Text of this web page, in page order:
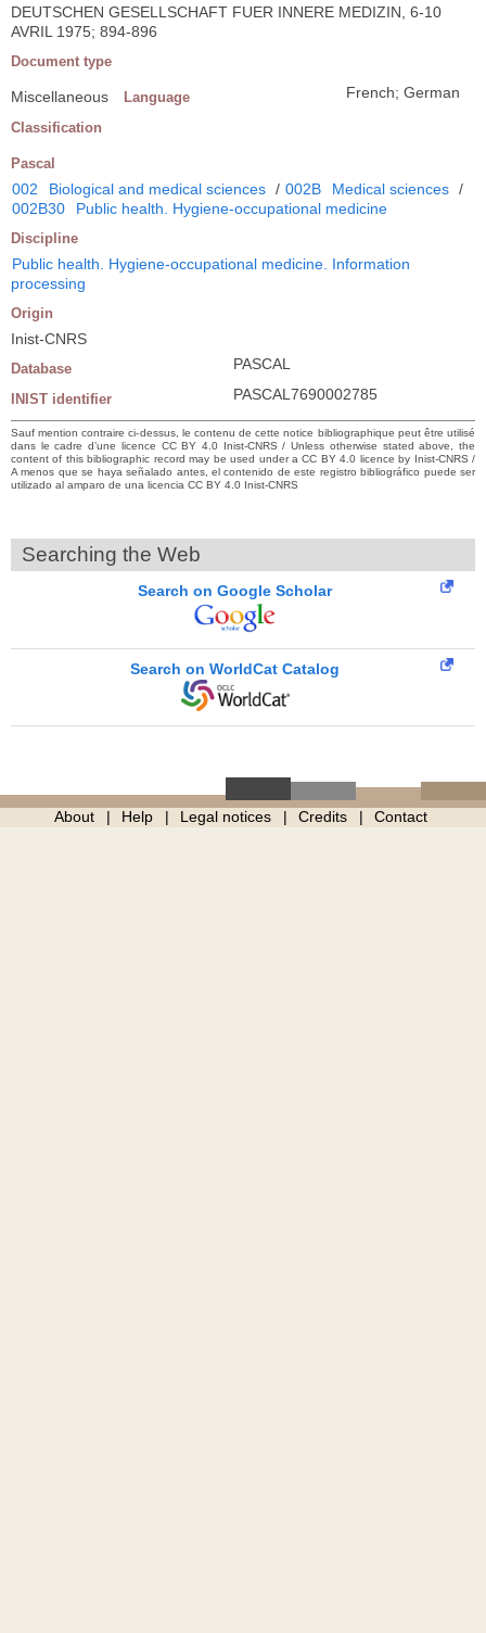
DEUTSCHEN GESELLSCHAFT FUER INNERE MEDIZIN, 6-10
AVRIL 1975; 894-896
Document type
Miscellaneous Language French; German
Classification
Pascal
002 Biological and medical sciences / 002B Medical sciences /
002B30
Public health. Hygiene-occupational medicine
Discipline
Public health. Hygiene-occupational medicine. Information
processing
Origin
Inist-CNRS
Database PASCAL
INIST identifier PASCAL7690002785
Sauf mention contraire ci-dessus, le contenu de cette notice bibliographique peut être utilisé
dans le cadre d’une licence CC BY 4.0 Inist-CNRS / Unless otherwise stated above, the
content of this bibliographic record may be used under a CC BY 4.0 licence by Inist-CNRS /
A menos que se haya señalado antes, el contenido de este registro bibliográfico puede ser
utilizado al amparo de una licencia CC BY 4.0 Inist-CNRS
Searching the Web
Search on Google Scholar
Search on WorldCat Catalog
About Help Legal notices Credits Contact